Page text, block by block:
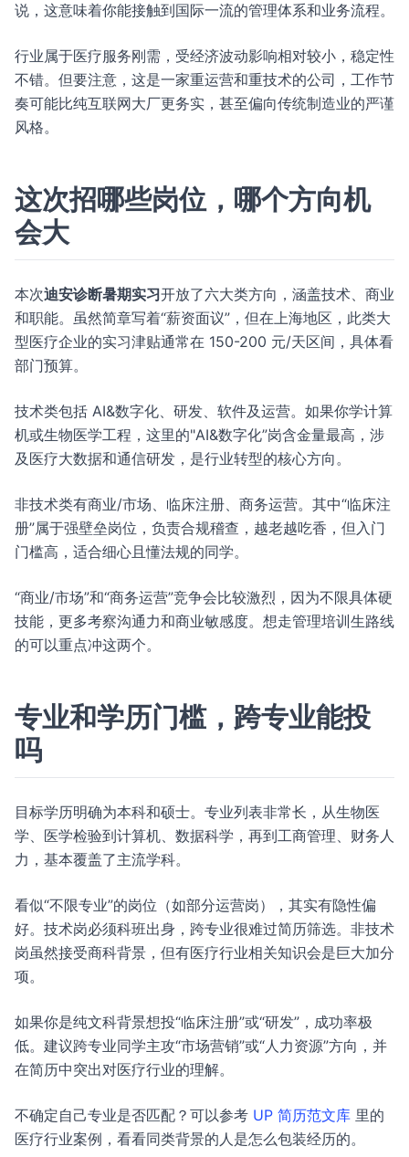
说，这意味着你能接触到国际一流的管理体系和业务流程。
行业属于医疗服务刚需，受经济波动影响相对较小，稳定性
不错。但要注意，这是一家重运营和重技术的公司，工作节
奏可能比纯互联网大厂更务实，甚至偏向传统制造业的严谨
风格。
这次招哪些岗位，哪个方向机
会大
本次迪安诊断暑期实习开放了六大类方向，涵盖技术、商业
和职能。虽然简章写着“薪资面议”，但在上海地区，此类大
型医疗企业的实习津贴通常在 150-200 元/天区间，具体看
部门预算。
技术类包括 AI&数字化、研发、软件及运营。如果你学计算
机或生物医学工程，这里的"AI&数字化”岗含金量最高，涉
及医疗大数据和通信研发，是行业转型的核心方向。
非技术类有商业/市场、临床注册、商务运营。其中“临床注
册”属于强壁垒岗位，负责合规稽查，越老越吃香，但入门
门槛高，适合细心且懂法规的同学。
“商业/市场”和“商务运营”竞争会比较激烈，因为不限具体硬
技能，更多考察沟通力和商业敏感度。想走管理培训生路线
的可以重点冲这两个。
专业和学历门槛，跨专业能投
吗
目标学历明确为本科和硕士。专业列表非常长，从生物医
学、医学检验到计算机、数据科学，再到工商管理、财务人
力，基本覆盖了主流学科。
看似“不限专业”的岗位（如部分运营岗），其实有隐性偏
好。技术岗必须科班出身，跨专业很难过简历筛选。非技术
岗虽然接受商科背景，但有医疗行业相关知识会是巨大加分
项。
如果你是纯文科背景想投“临床注册”或“研发”，成功率极
低。建议跨专业同学主攻“市场营销”或“人力资源”方向，并
在简历中突出对医疗行业的理解。
不确定自己专业是否匹配？可以参考 UP 简历范文库 里的
医疗行业案例，看看同类背景的人是怎么包装经历的。